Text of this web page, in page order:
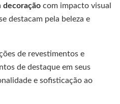
decoração com impacto visual
destacam pela beleza e
de revestimentos e
de destaque em seus
e sofisticação ao